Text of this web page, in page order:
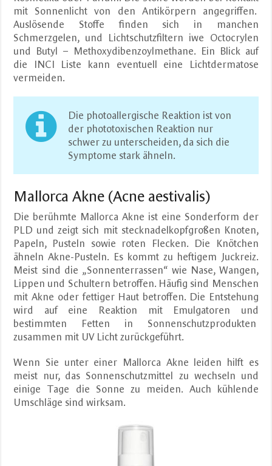
mit Sonnenlicht von den Antikörpern angegriffen.
Auslösende Stoffe finden sich in manchen
Schmerzgelen, und Lichtschutzfiltern iwe Octocrylen
und Butyl – Methoxydibenzoylmethane. Ein Blick auf
die INCI Liste kann eventuell eine Lichtdermatose
vermeiden.
Die photoallergische Reaktion ist von
der phototoxischen Reaktion nur
schwer zu unterscheiden, da sich die
Symptome stark ähneln.
Mallorca Akne (Acne aestivalis)
Die berühmte Mallorca Akne ist eine Sonderform der
PLD und zeigt sich mit stecknadelkopfgroßen Knoten,
Papeln, Pusteln sowie roten Flecken. Die Knötchen
ähneln Akne-Pusteln. Es kommt zu heftigem Juckreiz.
Meist sind die „Sonnenterrassen“ wie Nase, Wangen,
Lippen und Schultern betroffen. Häufig sind Menschen
mit Akne oder fettiger Haut betroffen. Die Entstehung
wird auf eine Reaktion mit Emulgatoren und
bestimmten Fetten in Sonnenschutzprodukten
zusammen mit UV Licht zurückgeführt.
Wenn Sie unter einer Mallorca Akne leiden hilft es
meist nur, das Sonnenschutzmittel zu wechseln und
einige Tage die Sonne zu meiden. Auch kühlende
Umschläge sind wirksam.